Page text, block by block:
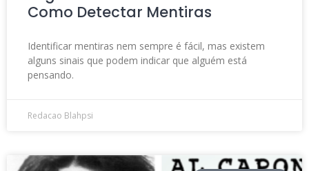
Como Detectar Mentiras
Identificar mentiras nem sempre é fácil, mas existem
alguns sinais que podem indicar que alguém está
pensando.
Redacao Blahpsi